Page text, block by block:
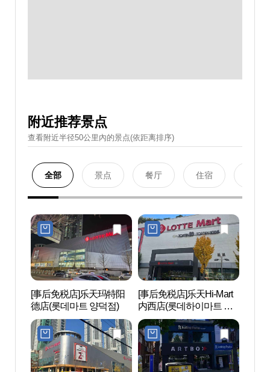
附近推荐景点
查看附近半径50公里內的景点(依距离排序)
全部 景点 餐厅 住宿
[事后免税店]乐天玛特阳
德店(롯데마트 양덕점)
[事后免税店]乐天Hi-Mart
内西店(롯데하이마트 내
서점)